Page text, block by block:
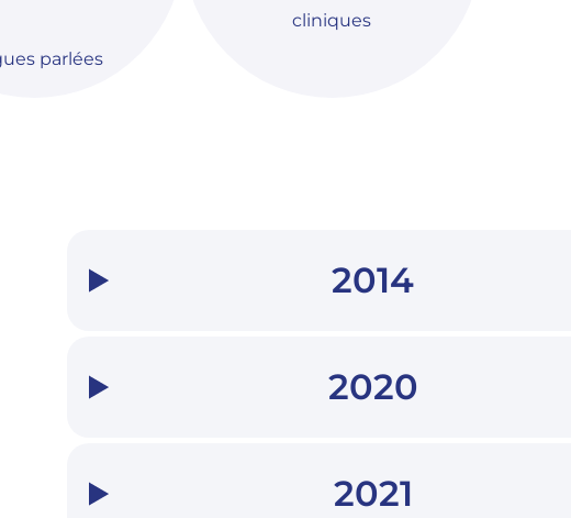
parlées
cliniques
2014
2020
2021